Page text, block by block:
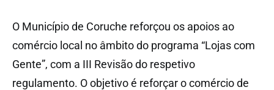
O Município de Coruche reforçou os apoios ao
comércio local no âmbito do programa “Lojas com
Gente”, com a III Revisão do respetivo
regulamento. O objetivo é reforçar o comércio de